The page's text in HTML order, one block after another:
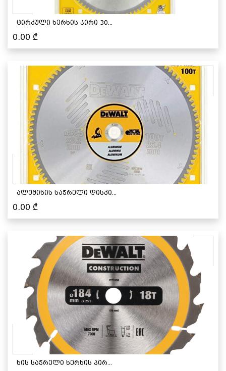
ცირკული ხერხის პირი 30...
0.00 ₾
ალუმინის საჭრელი დისკი...
0.00 ₾
ხის საჭრელი ხერხის პირ...